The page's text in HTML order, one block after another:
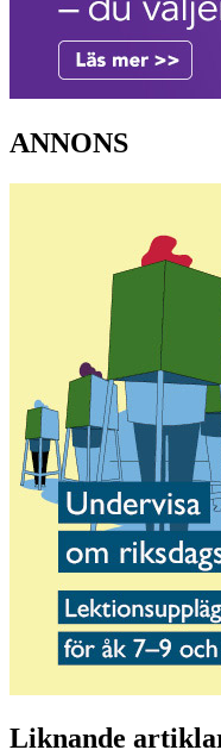
ANNONS
Liknande